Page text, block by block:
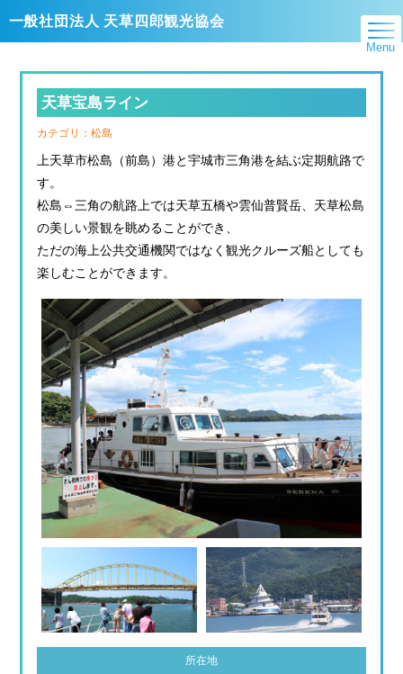
Menu
一般社団法人 天草四郎観光協会
天草宝島ライン
カテゴリ：松島
上天草市松島（前島）港と宇城市三角港を結ぶ定期航路で
す。
松島⇔三角の航路上では天草五橋や雲仙普賢岳、天草松島
の美しい景観を眺めることができ、
ただの海上公共交通機関ではなく観光クルーズ船としても
楽しむことができます。
所在地